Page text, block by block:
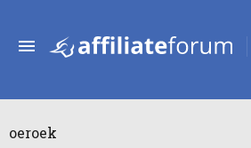
oeroek